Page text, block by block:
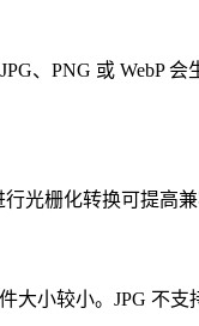
、PNG 或 WebP
光栅化转换可提高兼
小较小。JPG 不支